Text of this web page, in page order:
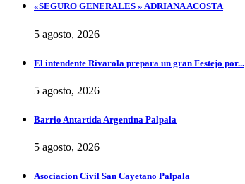
«SEGURO GENERALES » ADRIANA ACOSTA
5 agosto, 2026
El intendente Rivarola prepara un gran Festejo por...
5 agosto, 2026
Barrio Antartida Argentina Palpala
5 agosto, 2026
Asociacion Civil San Cayetano Palpala